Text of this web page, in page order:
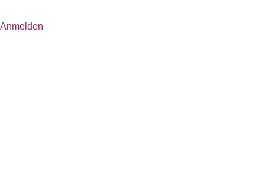
Anmelden